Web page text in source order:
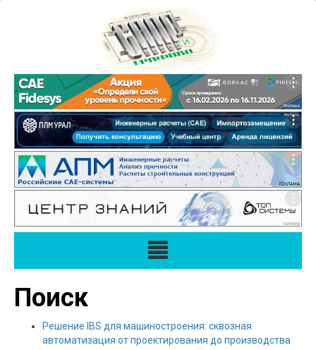
Поиск
Решение IBS для машиностроения: сквозная
автоматизация от проектирования до производства